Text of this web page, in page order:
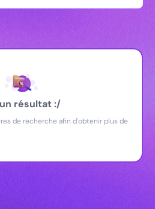
résultat :/
de recherche afin d'obtenir plus de